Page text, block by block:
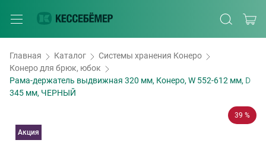
Главная Каталог
Системы хранения Конеро
Конеро для брюк, юбок
Рама-держатель выдвижная 320 мм, Конеро, W 552-612 мм, D
345 мм, ЧЕРНЫЙ
39 %
Акция